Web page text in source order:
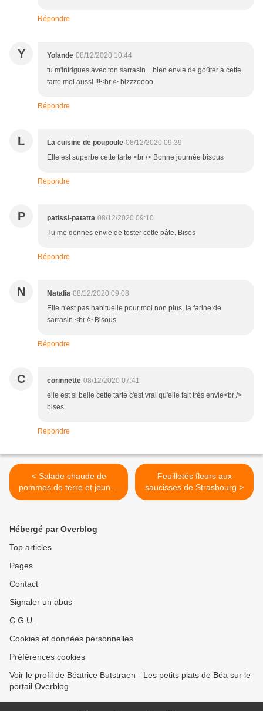
Répondre
Y Yolande 08/12/2020 10:44
tu m'intrigues avec ton sarrasin... bien envie de goûter à cette
tarte moi aussi !!!<br /> bizzzoooo
Répondre
L La cuisine de poupoule 08/12/2020 09:39
Elle est superbe cette tarte <br /> Bonne journée bisous
Répondre
P patissi-patatta 08/12/2020 09:10
Tu me donnes envie de tester cette pâte. Bises
Répondre
N Natalia 08/12/2020 09:08
Elle n'est pas habituelle pour moi non plus, la farine de
sarrasin.<br /> Bisous
Répondre
C corinnette 08/12/2020 07:41
elle est si belle cette tarte c'est vrai qu'elle fait très envie<br />
bises
Répondre
< Salade chaude de
pommes de terre et jeunes
pousses de chou kalé
Feuilletés fleurs aux
saucisses de Strasbourg >
Hébergé par Overblog
Top articles
Pages
Contact
Signaler un abus
C.G.U.
Cookies et données personnelles
Préférences cookies
Voir le profil de Béatrice Butstraen - Les petits plats de Béa sur le
portail Overblog